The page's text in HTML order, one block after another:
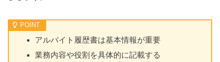
アルバイト履歴書は基本情報が重要
業務内容や役割を具体的に記載する